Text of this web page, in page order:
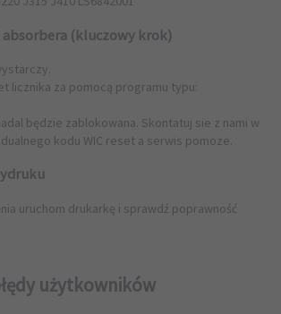
absorbera (kluczowy krok)
licznika za pomocą programu typu:
będzie zablokowana. Skontatuj sie z nami w
kodu WIC reset a serwis pomoze.
uruchom drukarkę i sprawdź poprawność
użytkowników